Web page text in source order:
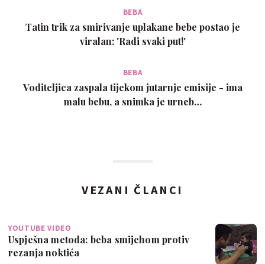
BEBA
Tatin trik za smirivanje uplakane bebe postao je
viralan: 'Radi svaki put!'
BEBA
Voditeljica zaspala tijekom jutarnje emisije - ima
malu bebu, a snimka je urneb…
VEZANI ČLANCI
YOUTUBE VIDEO
Uspješna metoda: beba smijehom protiv
rezanja noktića